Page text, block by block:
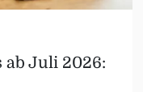
ab Juli 2026: